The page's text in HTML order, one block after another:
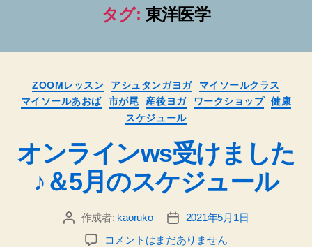
ー
ル
ラ
テ
ィ
ス
sabai♪
か
お
る
日
記
タグ: 東洋医学
カ
テ
ゴ
リ
ZOOMレッスン アシュタンガヨガ
マイソールクラス
マイソールあおば
市が尾 産後ヨガ ワークショップ
健康
スケジュール
オンラインws受けました
♪＆5月のスケジュール
投 作成者: kaoruko
投
稿
2021年5月1日
オ
コメントはまだありません